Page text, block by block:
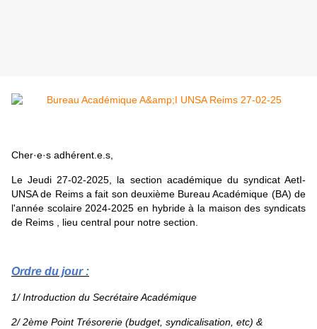
Cher·e·s adhérent.e.s,
Le Jeudi 27-02-2025, la section académique du syndicat AetI-
UNSA de Reims a fait son deuxième Bureau Académique (BA) de
l'année scolaire 2024-2025 en hybride à la maison des syndicats
de Reims , lieu central pour notre section.
Ordre du jour :
1/ Introduction du Secrétaire Académique
2/ 2ème Point Trésorerie (budget, syndicalisation, etc) &